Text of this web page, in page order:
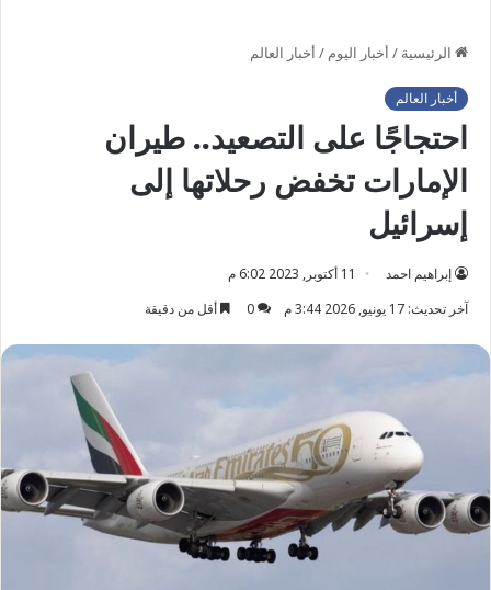
الرئيسية / أخبار اليوم / أخبار العالم
أخبار العالم
احتجاجًا على التصعيد.. طيران
الإمارات تخفض رحلاتها إلى
إسرائيل
إبراهيم احمد
11 أكتوبر, 2023 6:02 م
آخر تحديث: 17 يونيو, 2026 3:44 م
0 أقل من دقيقة